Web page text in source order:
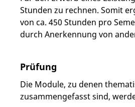
Stunden zu rechnen. Somit
von ca. 450 Stunden pro
durch Anerkennung von
Prüfung
Die Module, zu denen
zusammengefasst sind,